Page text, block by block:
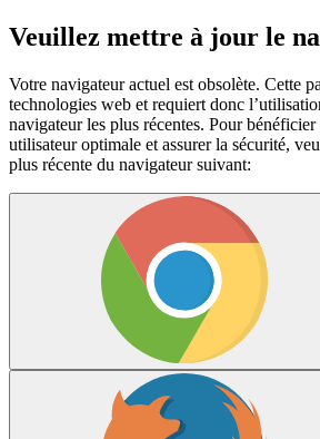
Veuillez mettre à jour le
Votre navigateur actuel est obsolète. Cette
technologies web et requiert donc
navigateur les plus récentes. Pour bénéficier
utilisateur optimale et assurer la sécurité,
plus récente du navigateur suivant: